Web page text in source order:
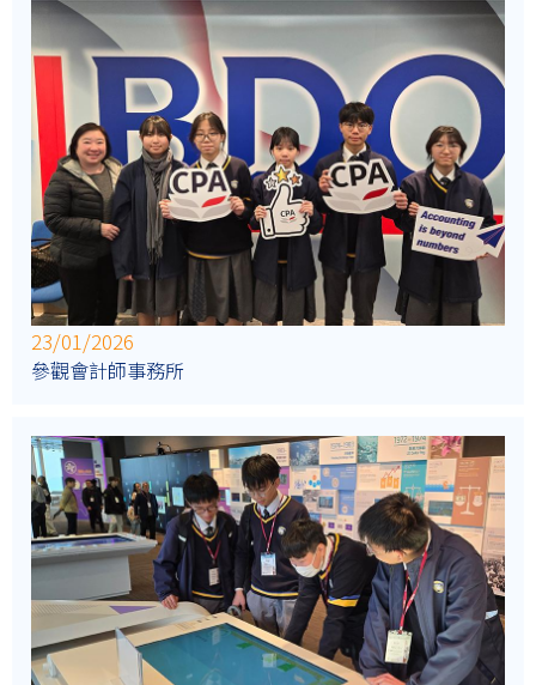
23/01/2026
參觀會計師事務所